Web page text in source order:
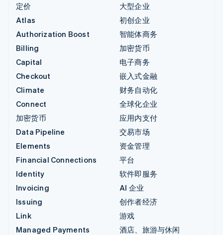
定价
Atlas
Authorization Boost
Billing
Capital
Checkout
Climate
Connect
加密货币
Data Pipeline
Elements
Financial Connections
Identity
Invoicing
Issuing
Link
Managed Payments
大型企业
初创企业
智能体商务
加密货币
电子商务
嵌入式金融
财务自动化
全球化企业
应用内支付
交易市场
资金管理
平台
软件即服务
AI 企业
创作者经济
游戏
酒店、旅游与休闲